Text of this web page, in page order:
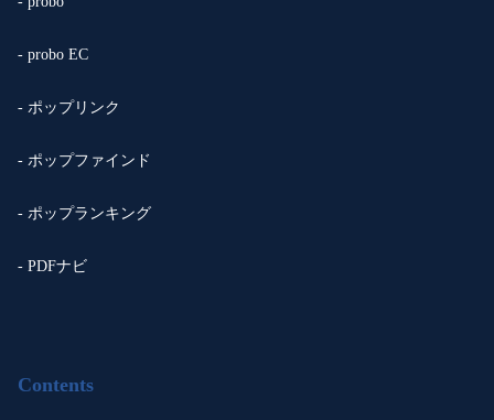
- probo EC
- ポップリンク
- ポップファインド
- ポップランキング
- PDFナビ
Contents